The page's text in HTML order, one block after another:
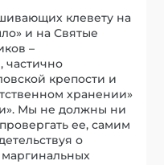
клевету на
и на Святые
–
частично
крепости и
хранении»
Мы не должны ни
ее, самим
о